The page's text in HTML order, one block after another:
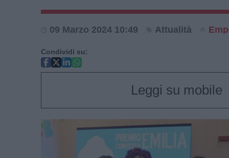
09 Marzo 2024 10:49 Attualità
Condividi su:
Leggi su mobile